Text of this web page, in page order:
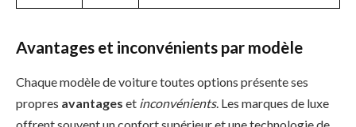
Avantages et inconvénients par modèle
Chaque modèle de voiture toutes options présente ses
propres avantages et inconvénients. Les marques de luxe